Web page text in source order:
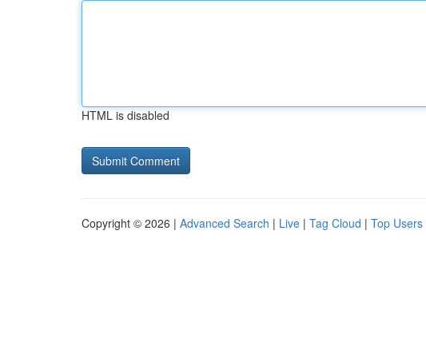
HTML is disabled
Copyright © 2026 | Advanced Search | Live | Tag Cloud | Top Users